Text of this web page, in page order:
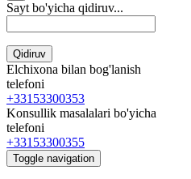
Sayt bo'yicha qidiruv...
Qidiruv
Elchixona bilan bog'lanish
telefoni
+33153300353
Konsullik masalalari bo'yicha
telefoni
+33153300355
Toggle navigation